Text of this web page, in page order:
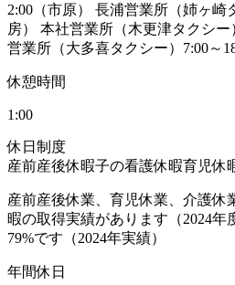
2:00（市原） 長浦営業所（姉ヶ崎
房） 本社営業所（木更津タクシー
営業所（大多喜タクシー）7:00～
休憩時間
1:00
休日制度
産前産後休暇子の看護休暇育児休
産前産後休業、育児休業、介護休
暇の取得実績があります（2024年
79%です（2024年実績）
年間休日